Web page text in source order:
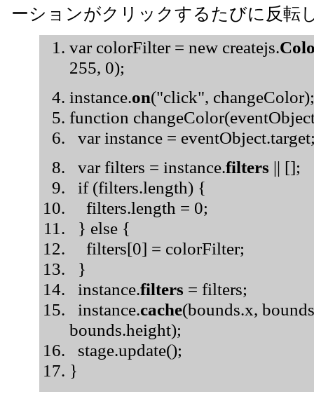
ーションがクリックするたびに反転
var colorFilter = new createjs.
255, 0);
instance.on("click", changeColor);
function
var instance =
var filters = instance.filters || [];
if (filters.length) {
filters.length = 0;
} else {
filters[0] = colorFilter;
}
instance.filters = filters;
instance.cache(bounds.x,
bounds.height);
stage.update();
}